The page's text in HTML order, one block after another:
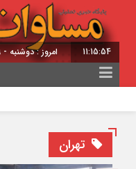
11:15:54 امروز : دوشنبه - ۱۹ مرداد - ۱۴۰۵
تهران